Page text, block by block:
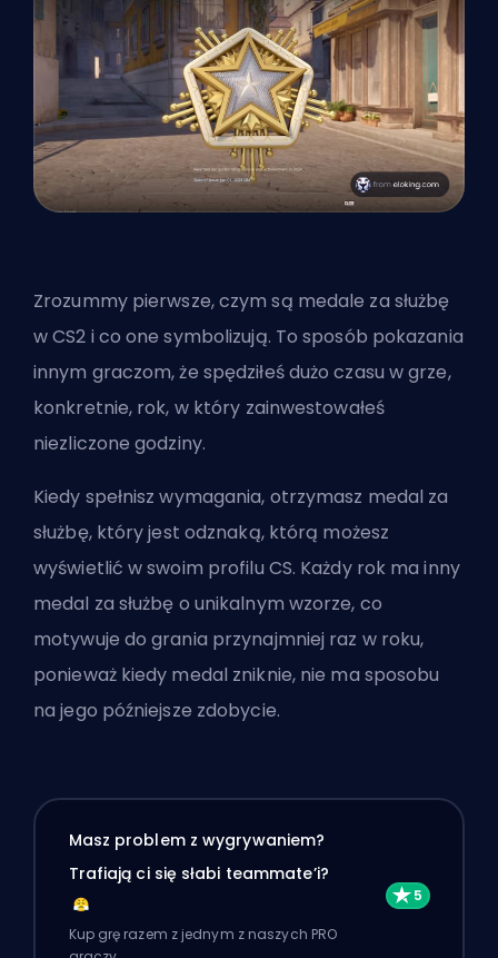
Zrozummy pierwsze, czym są medale za służbę
w CS2 i co one symbolizują. To sposób pokazania
innym graczom, że spędziłeś dużo czasu w grze,
konkretnie, rok, w który zainwestowałeś
niezliczone godziny.
Kiedy spełnisz wymagania, otrzymasz medal za
służbę, który jest odznaką, którą możesz
wyświetlić w swoim profilu CS. Każdy rok ma inny
medal za służbę o unikalnym wzorze, co
motywuje do grania przynajmniej raz w roku,
ponieważ kiedy medal zniknie, nie ma sposobu
na jego późniejsze zdobycie.
Masz problem z wygrywaniem?
Trafiają ci się słabi teammate’i?
Kup grę razem z jednym z naszych PRO